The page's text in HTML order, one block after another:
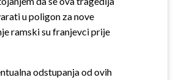
u poligon za nove
ramski su franjevci prije
odstupanja od ovih